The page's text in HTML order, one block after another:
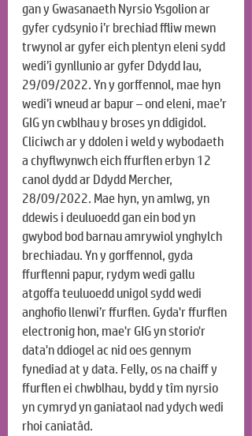
gan y Gwasanaeth Nyrsio Ysgolion ar
gyfer cydsynio i’r brechiad ffliw mewn
trwynol ar gyfer eich plentyn eleni sydd
wedi’i gynllunio ar gyfer Ddydd Iau,
29/09/2022. Yn y gorffennol, mae hyn
wedi’i wneud ar bapur – ond eleni, mae’r
GIG yn cwblhau y broses yn ddigidol.
Cliciwch ar y ddolen i weld y wybodaeth
a chyflwynwch eich ffurflen erbyn 12
canol dydd ar Ddydd Mercher,
28/09/2022. Mae hyn, yn amlwg, yn
ddewis i deuluoedd gan ein bod yn
gwybod bod barnau amrywiol ynghylch
brechiadau. Yn y gorffennol, gyda
ffurflenni papur, rydym wedi gallu
atgoffa teuluoedd unigol sydd wedi
anghofio llenwi’r ffurflen. Gyda'r ffurflen
electronig hon, mae'r GIG yn storio'r
data'n ddiogel ac nid oes gennym
fynediad at y data. Felly, os na chaiff y
ffurflen ei chwblhau, bydd y tîm nyrsio
yn cymryd yn ganiataol nad ydych wedi
rhoi caniatâd.